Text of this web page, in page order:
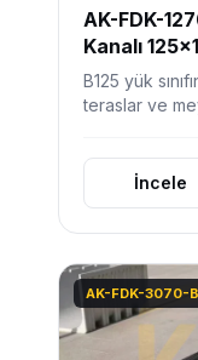
AK-FDK-
Kanalı
B125 yük
teraslar ve
İncele
AK-FDK-3070-